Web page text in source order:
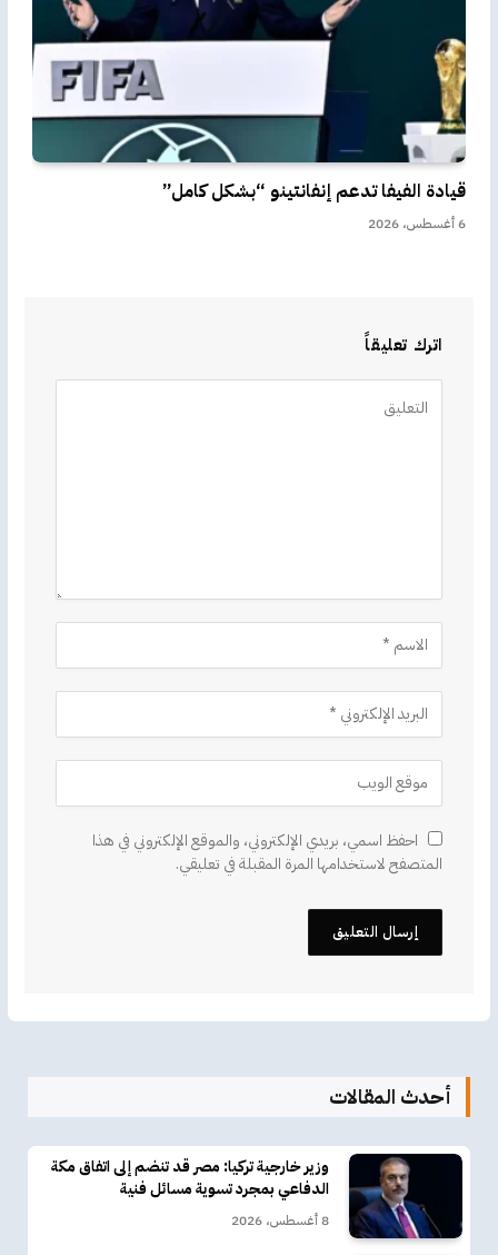
قيادة الفيفا تدعم إنفانتينو “بشكل كامل”
6 أغسطس، 2026
اترك تعليقاً
احفظ اسمي، بريدي الإلكتروني، والموقع الإلكتروني في هذا
المتصفح لاستخدامها المرة المقبلة في تعليقي.
أحدث المقالات
وزير خارجية تركيا: مصر قد تنضم إلى اتفاق مكة
الدفاعي بمجرد تسوية مسائل فنية
8 أغسطس، 2026